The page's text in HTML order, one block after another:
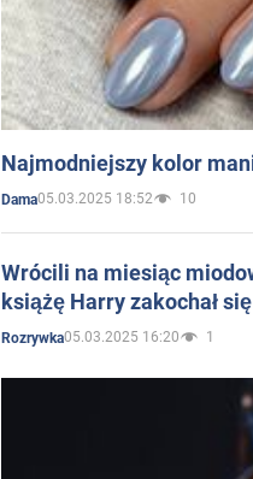
Najmodniejszy kolor
Dama05.03.2025 18:52 10
Wrócili na miesiąc
książę Harry zakochał
Rozrywka05.03.2025 16:20 1